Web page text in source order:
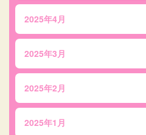
2025年4月
2025年3月
2025年2月
2025年1月